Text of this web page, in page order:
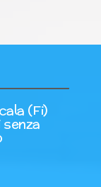
(Fi)